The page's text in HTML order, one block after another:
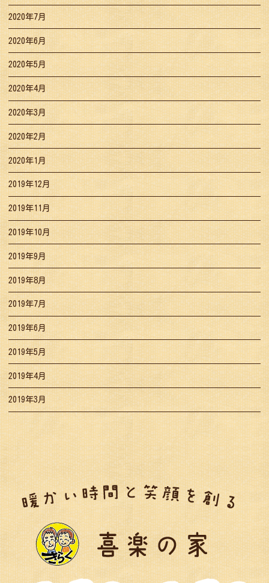
2020年7月
2020年6月
2020年5月
2020年4月
2020年3月
2020年2月
2020年1月
2019年12月
2019年11月
2019年10月
2019年9月
2019年8月
2019年7月
2019年6月
2019年5月
2019年4月
2019年3月